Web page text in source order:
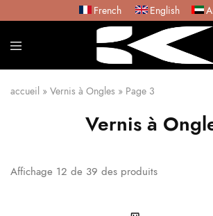
French English
accueil » Vernis à Ongles » Page 3
Vernis à
Affichage 12 de 39 des produits